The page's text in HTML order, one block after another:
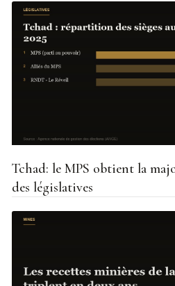
Tchad: le MPS obtient la
des législatives